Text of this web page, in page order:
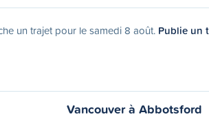
un trajet pour le samedi 8 août. Publie un
Vancouver à Abbotsford